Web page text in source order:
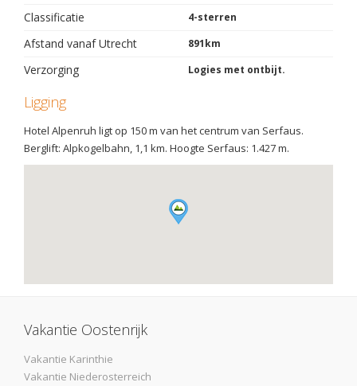
Classificatie 4-sterren
Afstand vanaf Utrecht 891km
Verzorging Logies met ontbijt.
Ligging
Hotel Alpenruh ligt op 150 m van het centrum van Serfaus.
Berglift: Alpkogelbahn, 1,1 km. Hoogte Serfaus: 1.427 m.
Vakantie Oostenrijk
Vakantie Karinthie
Vakantie Niederosterreich